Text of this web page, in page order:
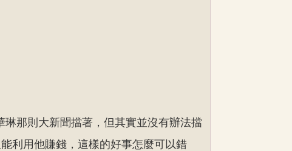
那則大新聞擋著，但其實並沒有辦法擋
利用他賺錢，這樣的好事怎麼可以錯